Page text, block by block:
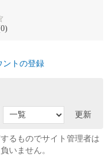
ントの登録
更新
るものでサイト管理者は
いません。